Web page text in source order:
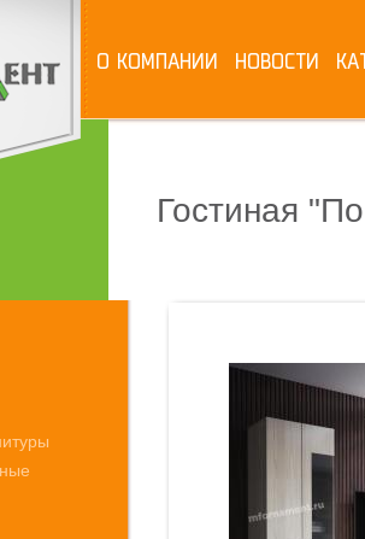
О КОМПАНИИ НОВОСТИ
Гостиная